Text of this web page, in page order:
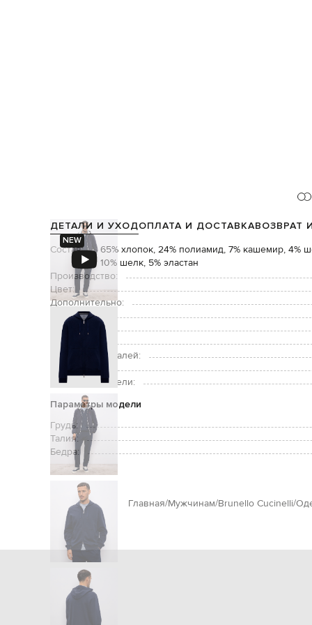
NEW
ДЕТАЛИ И УХОДОПЛАТА И ДОСТАВКАВОЗВРАТ
Состав:
65% хлопок, 24% полиамид, 7% кашемир, 4%
10% шелк, 5% эластан
Производство:
Цвет:
Дополнительно:
Застежка:
Карманы:
Уход:
Подкладка деталей:
Рост модели:
Размер на модели:
Параметры модели
Грудь:
Талия:
Бедра:
Главная Мужчинам Brunello Cucinelli